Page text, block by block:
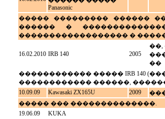
Panasonic
����� ��������� ������
������ �
������������������ �
16.02.2010 IRB 140 2005
��,
��
������������ ����� IRB 140
������������ ������,
10.09.09
Kawasaki ZX165U 2009
����� ��� ��������������.
19.06.09
KUKA